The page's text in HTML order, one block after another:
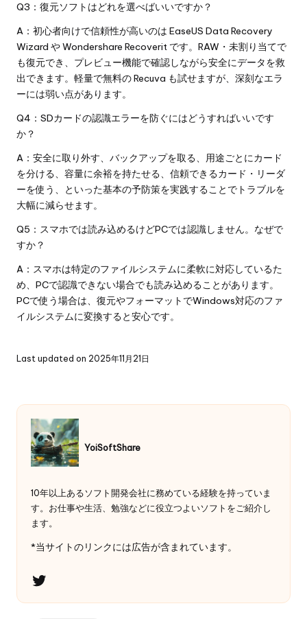
Q3：復元ソフトはどれを選べばいいですか？
A：初心者向けで信頼性が高いのは EaseUS Data Recovery
Wizard やWondershare Recoverit です。RAW・未割り当てで
も復元でき、プレビュー機能で確認しながら安全にデータを救
出できます。軽量で無料の Recuva も試せますが、深刻なエラ
ーには弱い点があります。
Q4：SDカードの認識エラーを防ぐにはどうすればいいです
か？
A：安全に取り外す、バックアップを取る、用途ごとにカード
を分ける、容量に余裕を持たせる、信頼できるカード・リーダ
ーを使う、といった基本の予防策を実践することでトラブルを
大幅に減らせます。
Q5：スマホでは読み込めるけどPCでは認識しません。なぜで
すか？
A：スマホは特定のファイルシステムに柔軟に対応しているた
め、PCで認識できない場合でも読み込めることがあります。
PCで使う場合は、復元やフォーマットでWindows対応のファ
イルシステムに変換すると安心です。
Last updated on 2025年11月21日
YoiSoftShare
10年以上あるソフト開発会社に務めている経験を持っていま
す。お仕事や生活、勉強などに役立つよいソフトをご紹介し
ます。
*当サイトのリンクには広告が含まれています。
Twitter